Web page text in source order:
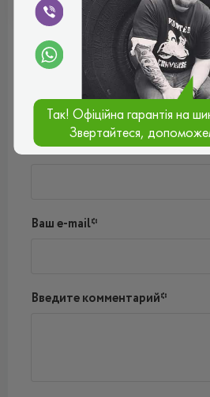
Отзывы (0)
Пока нет комментариев
Написать комментарий
Имя*
Ваш e-mail*
Введите комментарий*
Так! Офіційна гарантія на
Звертайтеся,